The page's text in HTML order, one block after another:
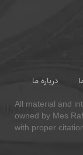
درباره ما
All material and
owned by Mes
with proper